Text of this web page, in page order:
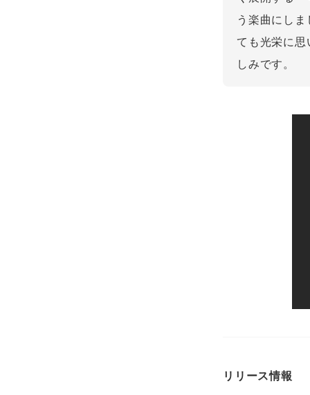
う楽曲にし
ても光栄に
しみです。
リリース情報